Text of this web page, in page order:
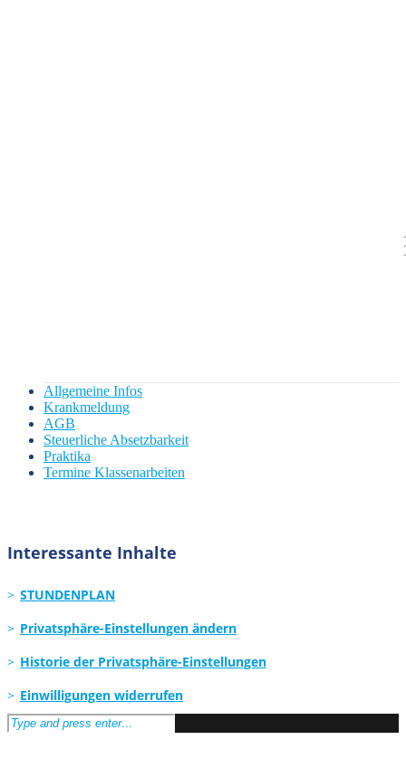
Allgemeine Infos
Krankmeldung
AGB
Steuerliche Absetzbarkeit
Praktika
Termine Klassenarbeiten
Interessante Inhalte
STUNDENPLAN
Privatsphäre-Einstellungen ändern
Historie der Privatsphäre-Einstellungen
Einwilligungen widerrufen
Search
for: